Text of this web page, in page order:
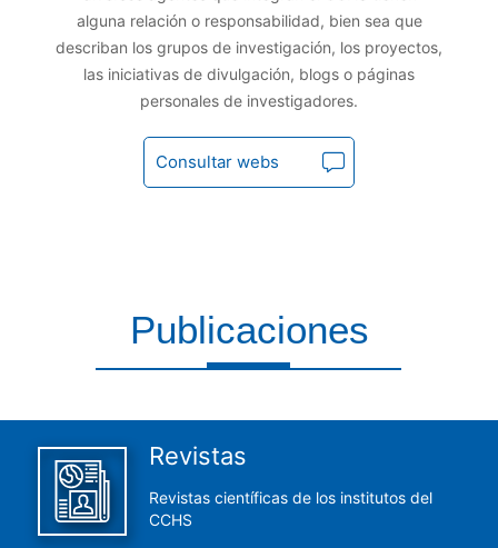
alguna relación o responsabilidad, bien sea que
describan los grupos de investigación, los proyectos,
las iniciativas de divulgación, blogs o páginas
personales de investigadores.
Consultar webs
Publicaciones
Revistas
Revistas científicas de los institutos del
CCHS